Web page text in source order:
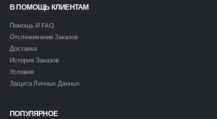
В ПОМОЩЬ КЛИЕНТАМ
Помощь И FAQ
Отслеживание Заказов
Доставка
История Заказов
Условия
Защита Личных Данных
ПОПУЛЯРНОЕ